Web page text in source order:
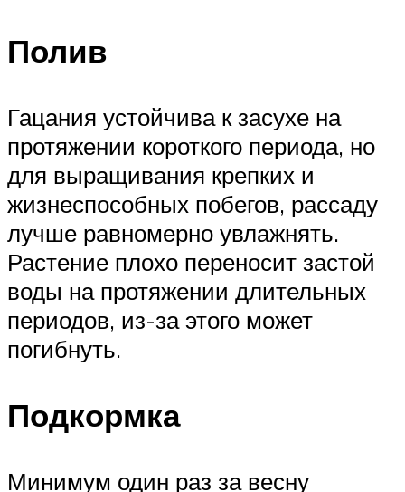
Полив
Гацания устойчива к засухе на
протяжении короткого периода, но
для выращивания крепких и
жизнеспособных побегов, рассаду
лучше равномерно увлажнять.
Растение плохо переносит застой
воды на протяжении длительных
периодов, из-за этого может
погибнуть.
Подкормка
Минимум один раз за весну